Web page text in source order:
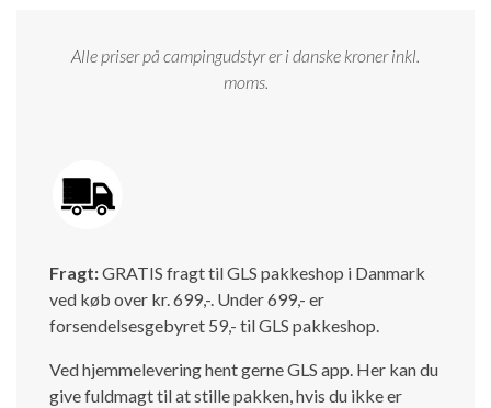
Alle priser på campingudstyr er i danske kroner inkl.
moms.
Fragt:GRATIS fragt til GLS pakkeshop i Danmark
ved køb over kr. 699,-. Under 699,- er
forsendelsesgebyret 59,- til GLS pakkeshop.
Ved hjemmelevering hent gerne GLS app. Her kan du
give fuldmagt til at stille pakken, hvis du ikke er